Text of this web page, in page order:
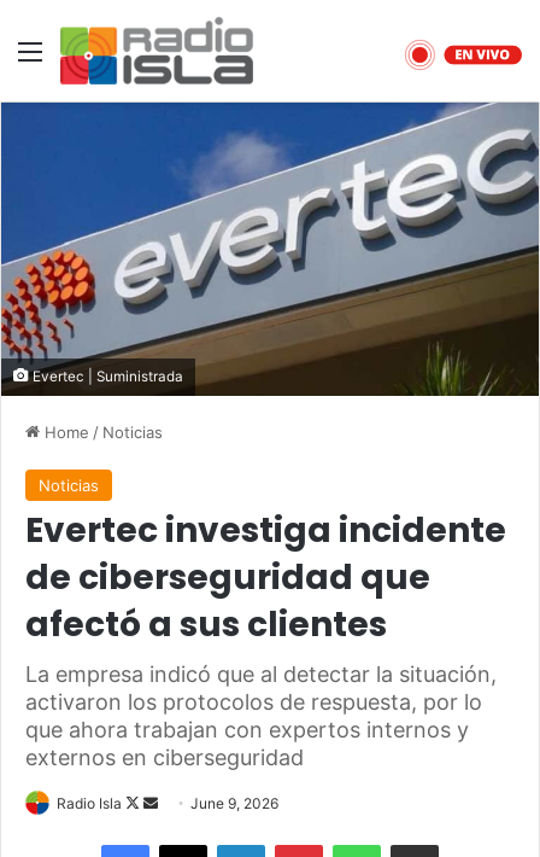
Menu
Evertec | Suministrada
Home / Noticias
Noticias
Evertec investiga incidente
de ciberseguridad que
afectó a sus clientes
La empresa indicó que al detectar la situación,
activaron los protocolos de respuesta, por lo
que ahora trabajan con expertos internos y
externos en ciberseguridad
Radio Isla
Follow
SendJune 9, 2026
Facebook
X LinkedInPinterestWhatsAppShare via Email